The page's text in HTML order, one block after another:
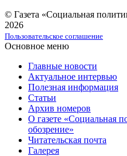
© Газета «Социальная
2026
Пользовательское соглашение
Основное меню
Главные новости
Актуальное интервью
Полезная информация
Статьи
Архив номеров
О газете «Социальная
обозрение»
Читательская почта
Галерея